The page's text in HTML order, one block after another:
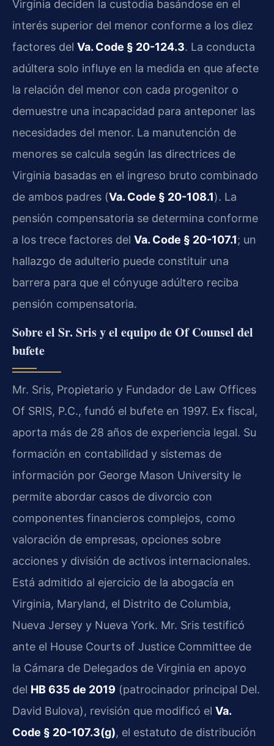
Virginia deciden la custodia basándose en el
interés superior del menor conforme a los diez
factores del Va. Code § 20-124.3. La conducta
adúltera solo influye en la medida en que afecte
la relación del menor con cada progenitor o
demuestre una incapacidad para anteponer las
necesidades del menor. La manutención de
menores se calcula según las directrices de
Virginia basadas en el ingreso bruto combinado
de ambos padres (Va. Code § 20-108.1). La
pensión compensatoria se determina conforme
a los trece factores del Va. Code § 20-107.1; un
hallazgo de adulterio puede constituir una
barrera para que el cónyuge adúltero reciba
pensión compensatoria.
Sobre el Sr. Sris y el equipo de Of Counsel del
bufete
Mr. Sris, Propietario y Fundador de Law Offices
Of SRIS, P.C., fundó el bufete en 1997. Ex fiscal,
aporta más de 28 años de experiencia legal. Su
formación en contabilidad y sistemas de
información por George Mason University le
permite abordar casos de divorcio con
componentes financieros complejos, como
valoración de empresas, opciones sobre
acciones y división de activos internacionales.
Está admitido al ejercicio de la abogacía en
Virginia, Maryland, el Distrito de Columbia,
Nueva Jersey y Nueva York. Mr. Sris testificó
ante el House Courts of Justice Committee de
la Cámara de Delegados de Virginia en apoyo
del HB 635 de 2019 (patrocinador principal Del.
David Bulova), revisión que modificó el Va.
Code § 20-107.3(g), el estatuto de distribución